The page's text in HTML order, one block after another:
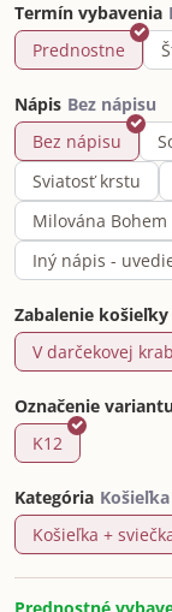
Termín vybavenia
Prednostne
Nápis
Bez nápisu
Sviatosť krstu
Milována Bohem
Iný nápis -
Zabalenie košieľky
V darčekovej
Označenie
K12
Kategória
Košieľka +